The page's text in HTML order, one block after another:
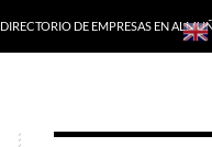
DIRECTORIO DE EMPRESAS EN